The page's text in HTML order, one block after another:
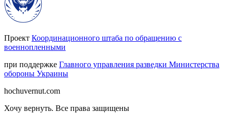
Проект Координационного штаба по обращению с
военнопленными
при поддержке Главного управления разведки Министерства
обороны Украины
hochuvernut.com
Хочу вернуть. Все права защищены